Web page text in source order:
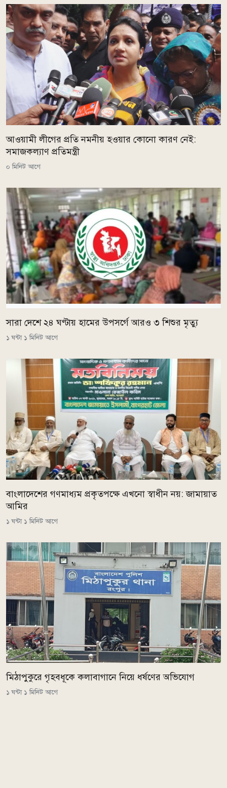
আওয়ামী লীগের প্রতি নমনীয় হওয়ার কোনো কারণ নেই:
সমাজকল্যাণ প্রতিমন্ত্রী
০ মিনিট আগে
সারা দেশে ২৪ ঘণ্টায় হামের উপসর্গে আরও ৩ শিশুর মৃত্যু
১ ঘন্টা ১ মিনিট আগে
বাংলাদেশের গণমাধ্যম প্রকৃতপক্ষে এখনো স্বাধীন নয়: জামায়াত
আমির
১ ঘন্টা ১ মিনিট আগে
মিঠাপুকুরে গৃহবধূকে কলাবাগানে নিয়ে ধর্ষণের অভিযোগ
১ ঘন্টা ১ মিনিট আগে